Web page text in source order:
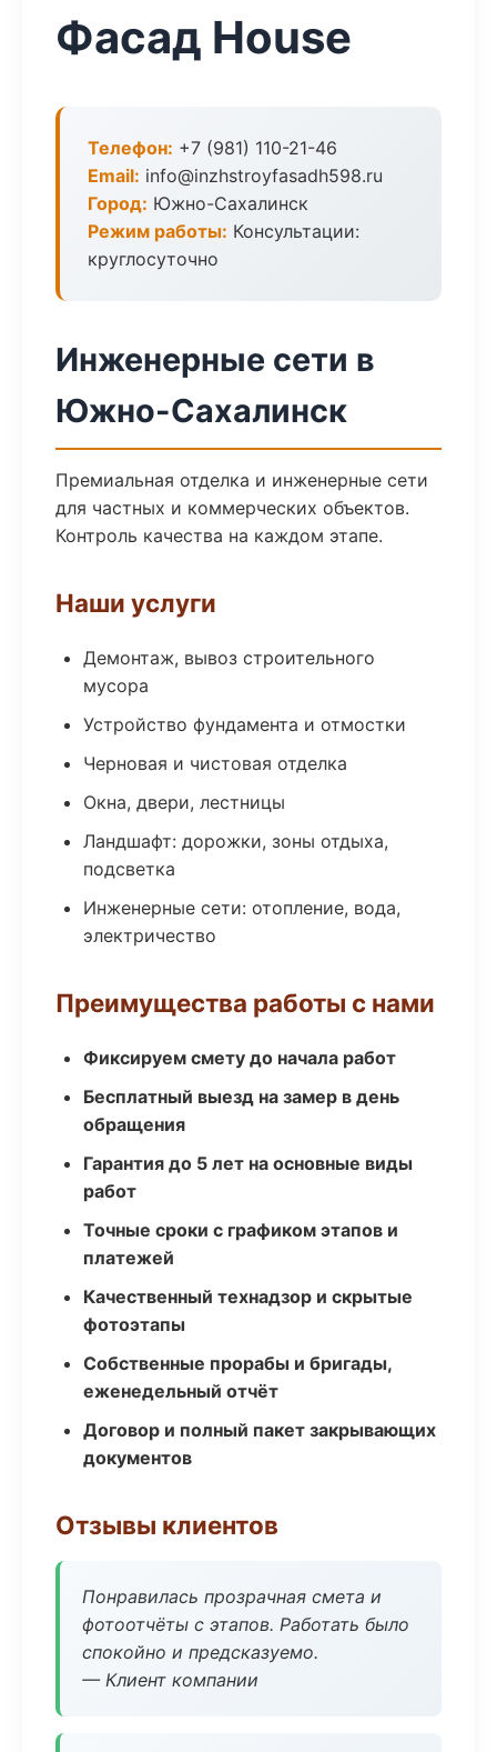
Фасад House
Телефон: +7 (981) 110-21-46
Email: info@inzhstroyfasadh598.ru
Город: Южно-Сахалинск
Режим работы: Консультации:
круглосуточно
Инженерные сети в
Южно-Сахалинск
Премиальная отделка и инженерные сети
для частных и коммерческих объектов.
Контроль качества на каждом этапе.
Наши услуги
Демонтаж, вывоз строительного
мусора
Устройство фундамента и отмостки
Черновая и чистовая отделка
Окна, двери, лестницы
Ландшафт: дорожки, зоны отдыха,
подсветка
Инженерные сети: отопление, вода,
электричество
Преимущества работы с нами
Фиксируем смету до начала работ
Бесплатный выезд на замер в день
обращения
Гарантия до 5 лет на основные виды
работ
Точные сроки с графиком этапов и
платежей
Качественный технадзор и скрытые
фотоэтапы
Собственные прорабы и бригады,
еженедельный отчёт
Договор и полный пакет закрывающих
документов
Отзывы клиентов
Понравилась прозрачная смета и
фотоотчёты с этапов. Работать было
спокойно и предсказуемо.
— Клиент компании